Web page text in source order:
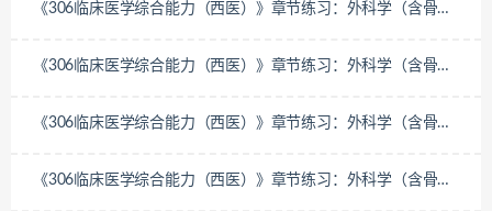
《306临床医学综合能力（西医）》章节练习：外科学（含骨科
《306临床医学综合能力（西医）》章节练习：外科学（含骨科
《306临床医学综合能力（西医）》章节练习：外科学（含骨科
《306临床医学综合能力（西医）》章节练习：外科学（含骨科